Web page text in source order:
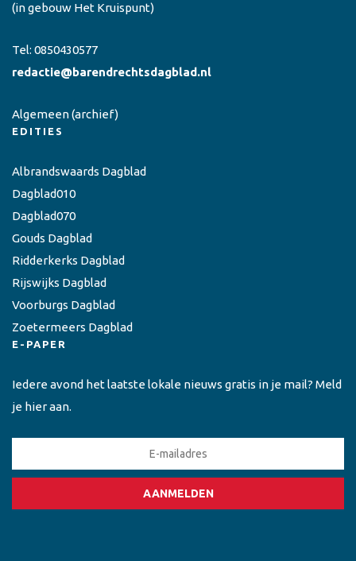
(in gebouw Het Kruispunt)
Tel: 0850430577
redactie@barendrechtsdagblad.nl
Algemeen(archief)
EDITIES
Albrandswaards Dagblad
Dagblad010
Dagblad070
Gouds Dagblad
Ridderkerks Dagblad
Rijswijks Dagblad
Voorburgs Dagblad
Zoetermeers Dagblad
E-PAPER
Iedere avond het laatste lokale nieuws gratis in je mail? Meld
je hier aan.